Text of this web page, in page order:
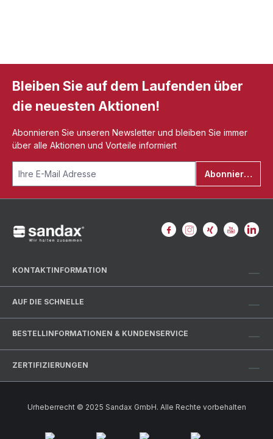
Bleiben Sie auf dem Laufenden über
die neuesten Aktionen!
Abonnieren Sie unseren Newsletter und bleiben Sie immer
über alle Aktionen und Vorteile informiert
Abonnieren
KONTAKTINFORMATION
AUF DIE SCHNELLE
BESTELLINFORMATIONEN & KUNDENSERVICE
ZERTIFIZIERUNGEN
Urheberrecht © 2025 Sandax GmbH. Alle Rechte vorbehalten